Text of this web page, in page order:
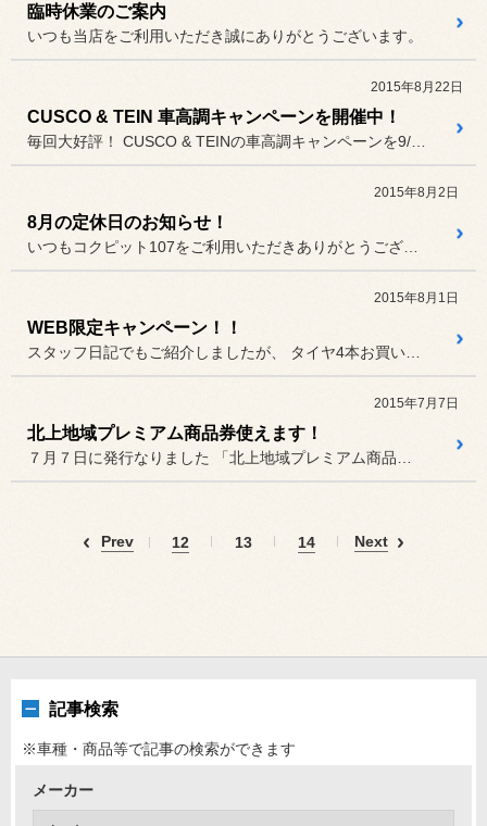
臨時休業のご案内
いつも当店をご利用いただき誠にありがとうございます。
2015年8月22日
CUSCO & TEIN 車高調キャンペーンを開催中！
2015年8月2日
8月の定休日のお知らせ！
2015年8月1日
WEB限定キャンペーン！！
2015年7月7日
北上地域プレミアム商品券使えます！
Prev 12 13 14 Next
記事検索
※車種・商品等で記事の検索ができます
メーカー